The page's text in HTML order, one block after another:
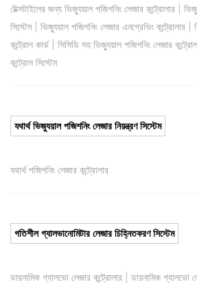
টেক্সটাইলের জন্য ভিজ্যুয়াল পজিশনিং লেজার কন্ট্রোলার
সিস্টেম| ভিজ্যুয়াল পজিশনিং লেজার এনগ্রেভিং কন্ট্রোলার
কন্ট্রোল কার্ড| সিসিডি সহ ভিজ্যুয়াল পজিশনিং লেজার
কন্ট্রোল সিস্টেম
যথার্থ ভিজ্যুয়াল পজিশনিং লেজার নিয়ন্ত্রণ সিস্টেম
যথার্থ পজিশনিং লেজার কন্ট্রোলার
গতিশীল গ্যালভানোমিটার লেজার চিহ্নিতকরণ সিস্টেম
ডায়নামিক গ্যালভো লেজার কন্ট্রোলার ডায়নামিক গ্যালভো